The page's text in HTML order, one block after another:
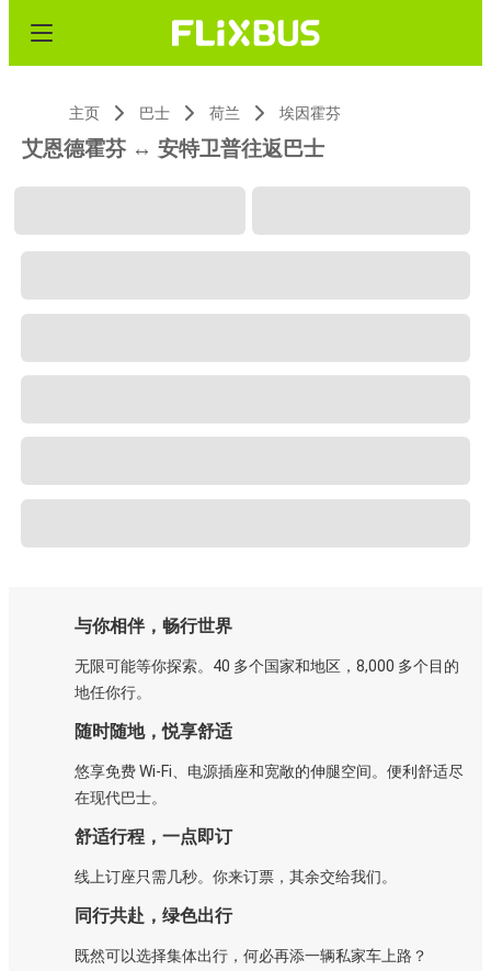
主页 巴士 荷兰 埃因霍芬
艾恩德霍芬 ↔ 安特卫普往返巴士
与你相伴，畅行世界
无限可能等你探索。40 多个国家和地区，8,000 多个目的
地任你行。
随时随地，悦享舒适
悠享免费 Wi-Fi、电源插座和宽敞的伸腿空间。便利舒适尽
在现代巴士。
舒适行程，一点即订
线上订座只需几秒。你来订票，其余交给我们。
同行共赴，绿色出行
既然可以选择集体出行，何必再添一辆私家车上路？